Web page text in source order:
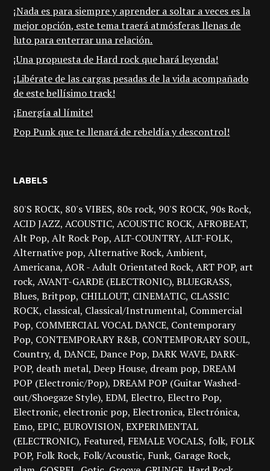
¡Nada es para siempre y aprender a soltar a veces es la
mejor opción, este tema traerá atmósferas llenas de
luto para enterrar una relación.
¡Una propuesta de Hard rock que hará leyenda!
¡Libérate de las cargas pesadas de la vida acompañado
de este bellísimo track!
¡Energía al límite!
Pop Punk que te llenará de rebeldía y descontrol!
LABELS
80'S ROCK 80's VIBES 80s rock 90'S ROCK 90s Rock
ACID JAZZ ACOUSTIC ACOUSTIC ROCK AFROBEAT
Alt Pop Alt Rock Pop ALT-COUNTRY ALT-FOLK
Alternative pop Alternative Rock Ambient
Americana AOR - Adult Orientated Rock ART POP art
rock AVANT-GARDE (ELECTRONIC) BLUEGRASS
Blues Britpop CHILLOUT CINEMATIC CLASSIC
ROCK classical Classical/Instrumental Commercial
Pop COMMERCIAL VOCAL DANCE Contemporary
Pop CONTEMPORARY R&B CONTEMPORARY SOUL
Country d DANCE Dance Pop DARK WAVE DARK-
POP death metal Deep House dream pop DREAM
POP (Electronic/Pop) DREAM POP (Guitar Washed-
out/Shoegaze Style) EDM Electro Electro Pop
Electronic electronic pop Electronica Electrónica
Emo EPIC EUROVISION EXPERIMENTAL
(ELECTRONIC) Featured FEMALE VOCALS folk FOLK
POP Folk Rock Folk/Acoustic Funk Garage Rock